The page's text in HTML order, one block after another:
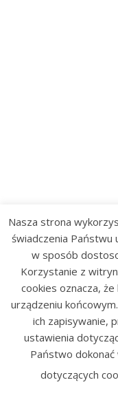
Nasza strona
świadczenia Państwu
w sposób
Korzystanie z
cookies oznacza,
urządzeniu
ich zapisywanie,
ustawienia
Państwo
dotyczących